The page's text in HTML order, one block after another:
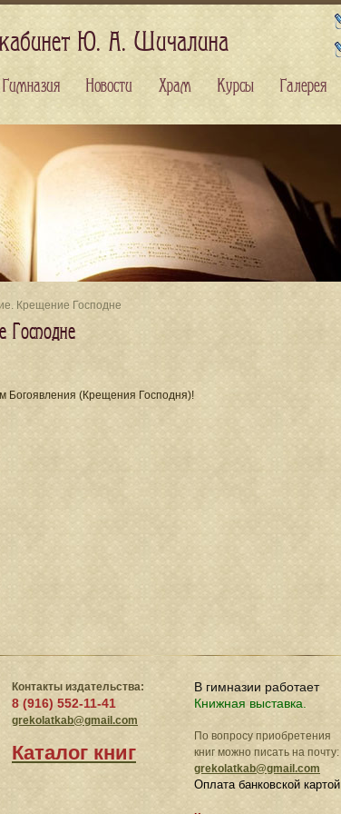
Крещение Господне
Господне
Богоявления (Крещения Господня)!
Контакты издательства:
8 (916) 552-11-41
grekolatkab@gmail.com
Каталог книг
В гимназии работает
Книжная выставка.
По вопросу приобретения
книг можно писать на почту:
grekolatkab@gmail.com
Оплата банковской картой
кабинет Ю. А. Шичалина
Гимназия Новости Храм Курсы Галерея